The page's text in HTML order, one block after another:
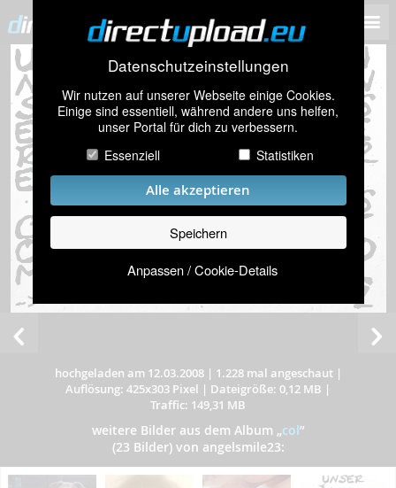
Datenschutzeinstellungen
Wir nutzen auf unserer Webseite einige Cookies.
Einige sind essentiell, während andere uns helfen,
unser Portal für dich zu verbessern.
Essenziell
Statistiken
Alle akzeptieren
Speichern
Anpassen / Cookie-Details
hochgeladen am 12.03.2008| 1.228 mal angeschaut|
Auflösung: 425x303 Pixel | Dateigröße: 0,12 MB |
Traffic: 149,31 MB
weitere Bilder aus dem Album „col”
(23 Bilder) von angelsmile23: